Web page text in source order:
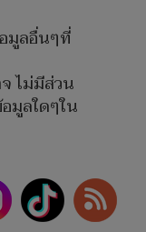
มูลอื่นๆที่
ไม่มีส่วน
มูลใดๆใน